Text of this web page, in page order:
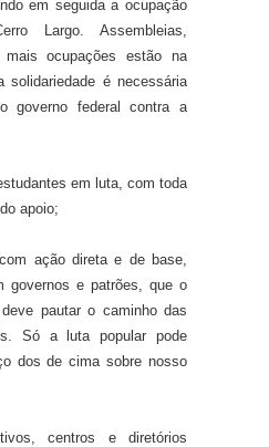
em seguida a ocupação
Largo. Assembleias,
ocupações estão na
solidariedade é necessária
governo federal contra a
em luta, com toda
apoio;
ação direta e de base,
governos e patrões, que o
pautar o caminho das
Só a luta popular pode
dos de cima sobre nosso
centros e diretórios